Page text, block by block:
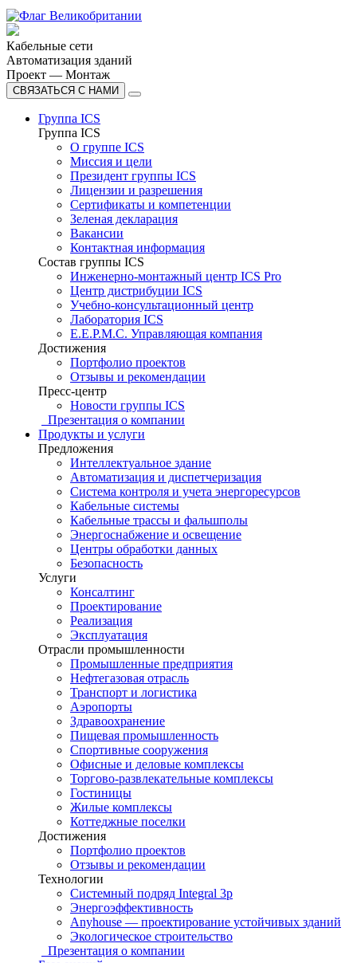
Кабельные сети
Автоматизация зданий
Проект — Монтаж
СВЯЗАТЬСЯ С НАМИ
Группа ICS
Группа ICS
О группе ICS
Миссия и цели
Президент группы ICS
Лицензии и разрешения
Сертификаты и компетенции
Зеленая декларация
Вакансии
Контактная информация
Состав группы ICS
Инженерно-монтажный центр ICS Pro
Центр дистрибуции ICS
Учебно-консультационный центр
Лаборатория ICS
E.E.P.M.C. Управляющая компания
Достижения
Портфолио проектов
Отзывы и рекомендации
Пресс-центр
Новости группы ICS
Презентация о компании
Продукты и услуги
Предложения
Интеллектуальное здание
Автоматизация и диспетчеризация
Система контроля и учета энергоресурсов
Кабельные системы
Кабельные трассы и фальшполы
Энергоснабжение и освещение
Центры обработки данных
Безопасность
Услуги
Консалтинг
Проектирование
Реализация
Эксплуатация
Отрасли промышленности
Промышленные предприятия
Нефтегазовая отрасль
Транспорт и логистика
Аэропорты
Здравоохранение
Пищевая промышленность
Спортивные сооружения
Офисные и деловые комплексы
Торгово-развлекательные комплексы
Гостиницы
Жилые комплексы
Коттеджные поселки
Достижения
Портфолио проектов
Отзывы и рекомендации
Технологии
Системный подряд Integral 3p
Энергоэффективность
Anyhouse — проектирование устойчивых зданий
Экологическое строительство
Презентация о компании